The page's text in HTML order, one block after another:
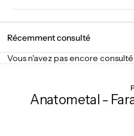
Lazuli
Lazuli
Récemment consulté
Vous n'avez pas encore
Anatometal -